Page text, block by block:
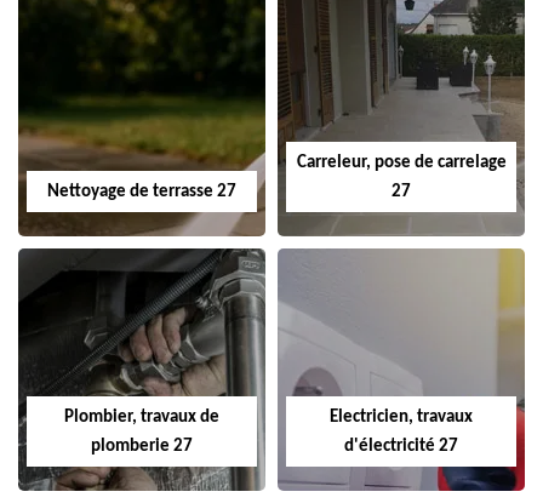
Nettoyage de terrasse 27
Carreleur, pose de carrelage
27
Plombier, travaux de
plomberie 27
Electricien, travaux
d'électricité 27